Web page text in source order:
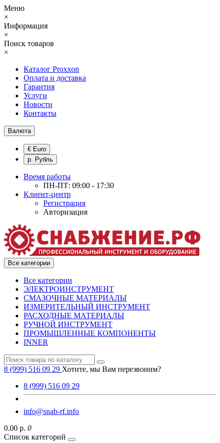
Меню
×
Информация
×
Поиск товаров
×
Каталог Proxxon
Оплата и доставка
Гарантия
Услуги
Новости
Контакты
Валюта
€ Euro
р. Рубль
Время работы
ПН-ПТ: 09:00 - 17:30
Клиент-центр
Регистрация
Авторизация
Все категории
Все категории
ЭЛЕКТРОИНСТРУМЕНТ
СМАЗОЧНЫЕ МАТЕРИАЛЫ
ИЗМЕРИТЕЛЬНЫЙ ИНСТРУМЕНТ
РАСХОДНЫЕ МАТЕРИАЛЫ
РУЧНОЙ ИНСТРУМЕНТ
ПРОМЫШЛЕННЫЕ КОМПОНЕНТЫ
INNER
8 (999) 516 09 29 Хотите, мы Вам перезвоним?
8 (999) 516 09 29
info@snab-rf.info
0.00 р. 0
Список категорий